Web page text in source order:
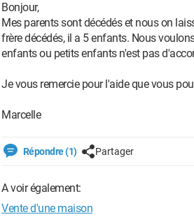
Bonjour,
Mes parents sont décédés et nous on
frère décédés, il a 5 enfants. Nous
enfants ou petits enfants n'est pas
Je vous remercie pour l'aide que vous
Marcelle
Répondre (1) Partager
A voir également:
Vente d'une maison